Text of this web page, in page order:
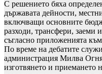
С решението бяха
държавата дейности,
включващи основните
разходи, трансфери, заеми
съгласно приложенията
По време на дебатите
администрация Милва
изготвянето и приемането